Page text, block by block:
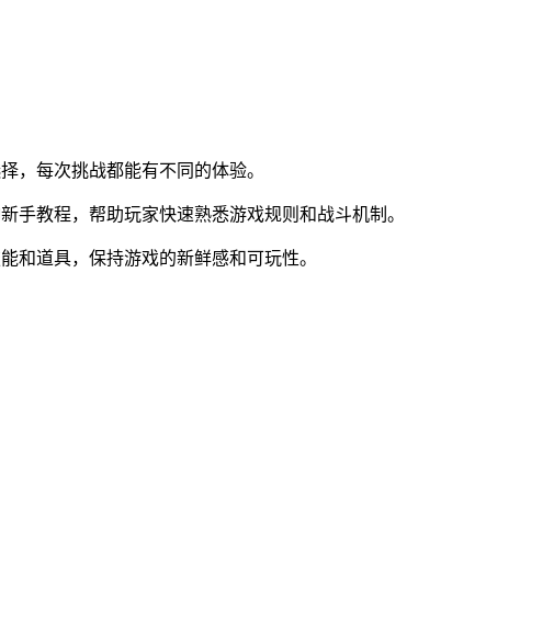
，每次挑战都能有不同的体验。
手教程，帮助玩家快速熟悉游戏规则和战斗机制。
和道具，保持游戏的新鲜感和可玩性。